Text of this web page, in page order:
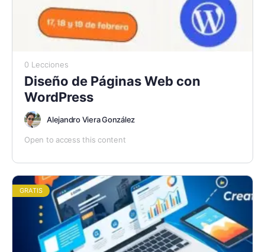
0 Lecciones
Diseño de Páginas Web con
WordPress
Alejandro Viera González
Open to access this content
GRATIS